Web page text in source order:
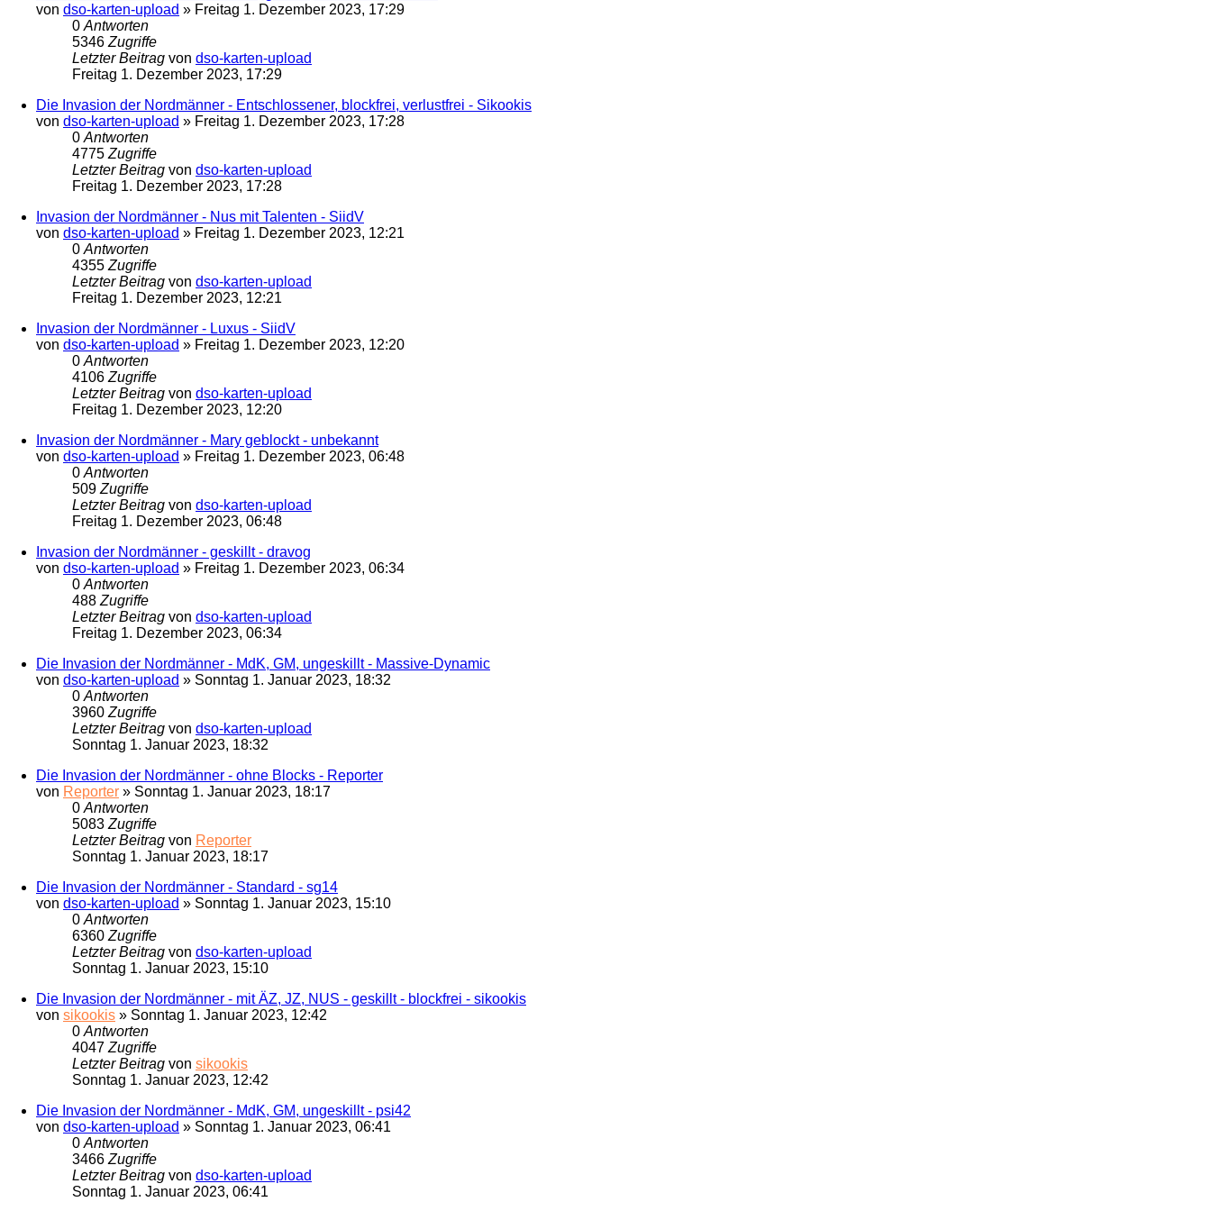
von dso-karten-upload » Freitag 1. Dezember 2023, 17:29
0Antworten
5346Zugriffe
Letzter Beitrag von dso-karten-upload
Freitag 1. Dezember 2023, 17:29
Die Invasion der Nordmänner - Entschlossener, blockfrei, verlustfrei - Sikookis
von dso-karten-upload » Freitag 1. Dezember 2023, 17:28
0Antworten
4775Zugriffe
Letzter Beitrag von dso-karten-upload
Freitag 1. Dezember 2023, 17:28
Invasion der Nordmänner - Nus mit Talenten - SiidV
von dso-karten-upload » Freitag 1. Dezember 2023, 12:21
0Antworten
4355Zugriffe
Letzter Beitrag von dso-karten-upload
Freitag 1. Dezember 2023, 12:21
Invasion der Nordmänner - Luxus - SiidV
von dso-karten-upload » Freitag 1. Dezember 2023, 12:20
0Antworten
4106Zugriffe
Letzter Beitrag von dso-karten-upload
Freitag 1. Dezember 2023, 12:20
Invasion der Nordmänner - Mary geblockt - unbekannt
von dso-karten-upload » Freitag 1. Dezember 2023, 06:48
0Antworten
509Zugriffe
Letzter Beitrag von dso-karten-upload
Freitag 1. Dezember 2023, 06:48
Invasion der Nordmänner - geskillt - dravog
von dso-karten-upload » Freitag 1. Dezember 2023, 06:34
0Antworten
488Zugriffe
Letzter Beitrag von dso-karten-upload
Freitag 1. Dezember 2023, 06:34
Die Invasion der Nordmänner - MdK, GM, ungeskillt - Massive-Dynamic
von dso-karten-upload » Sonntag 1. Januar 2023, 18:32
0Antworten
3960Zugriffe
Letzter Beitrag von dso-karten-upload
Sonntag 1. Januar 2023, 18:32
Die Invasion der Nordmänner - ohne Blocks - Reporter
von Reporter » Sonntag 1. Januar 2023, 18:17
0Antworten
5083Zugriffe
Letzter Beitrag von Reporter
Sonntag 1. Januar 2023, 18:17
Die Invasion der Nordmänner - Standard - sg14
von dso-karten-upload » Sonntag 1. Januar 2023, 15:10
0Antworten
6360Zugriffe
Letzter Beitrag von dso-karten-upload
Sonntag 1. Januar 2023, 15:10
Die Invasion der Nordmänner - mit ÄZ, JZ, NUS - geskillt - blockfrei - sikookis
von sikookis » Sonntag 1. Januar 2023, 12:42
0Antworten
4047Zugriffe
Letzter Beitrag von sikookis
Sonntag 1. Januar 2023, 12:42
Die Invasion der Nordmänner - MdK, GM, ungeskillt - psi42
von dso-karten-upload » Sonntag 1. Januar 2023, 06:41
0Antworten
3466Zugriffe
Letzter Beitrag von dso-karten-upload
Sonntag 1. Januar 2023, 06:41